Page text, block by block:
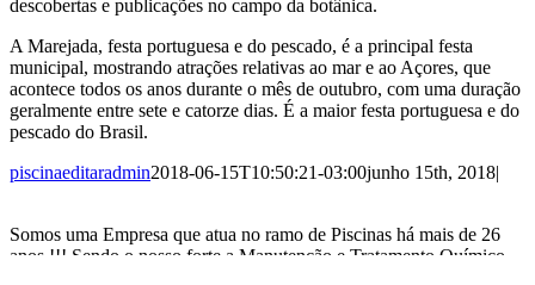
descobertas e publicações no campo da botânica.
A Marejada, festa portuguesa e do pescado, é a principal festa
municipal, mostrando atrações relativas ao mar e ao Açores, que
acontece todos os anos durante o mês de outubro, com uma duração
geralmente entre sete e catorze dias. É a maior festa portuguesa e do
pescado do Brasil.
piscinaeditaradmin2018-06-15T10:50:21-03:00junho 15th, 2018|
Somos uma Empresa que atua no ramo de Piscinas há mais de 26
anos !!! Sendo o nosso forte a Manutenção e Tratamento Químico.